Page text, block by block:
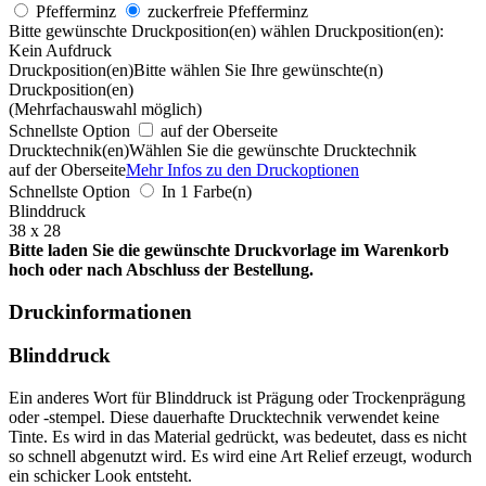
Pfefferminz
zuckerfreie Pfefferminz
Bitte gewünschte Druckposition(en) wählen Druckposition(en):
Kein Aufdruck
Druckposition(en)Bitte wählen Sie Ihre gewünschte(n)
Druckposition(en)
(Mehrfachauswahl möglich)
Schnellste Option
auf der Oberseite
Drucktechnik(en)Wählen Sie die gewünschte Drucktechnik
auf der OberseiteMehr Infos zu den Druckoptionen
Schnellste Option
In 1 Farbe(n)
Blinddruck
38 x 28
Bitte laden Sie die gewünschte Druckvorlage im Warenkorb
hoch oder nach Abschluss der Bestellung.
Druckinformationen
Blinddruck
Ein anderes Wort für Blinddruck ist Prägung oder Trockenprägung
oder -stempel. Diese dauerhafte Drucktechnik verwendet keine
Tinte. Es wird in das Material gedrückt, was bedeutet, dass es nicht
so schnell abgenutzt wird. Es wird eine Art Relief erzeugt, wodurch
ein schicker Look entsteht.